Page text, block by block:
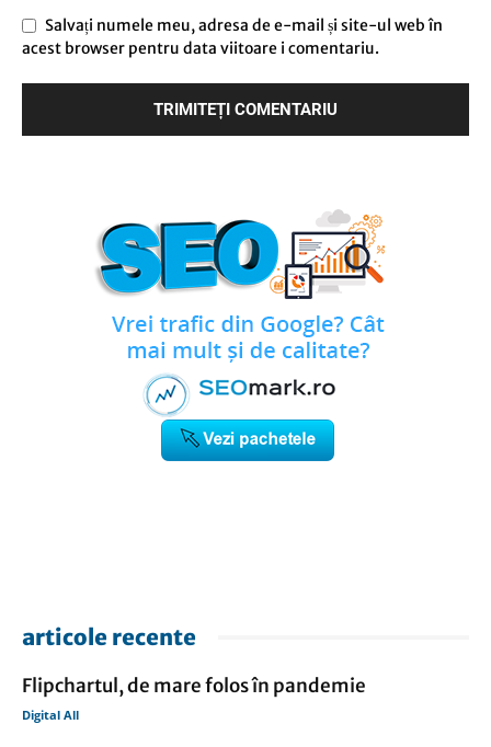
Salvați numele meu, adresa de e-mail și site-ul web în
acest browser pentru data viitoare i comentariu.
articole recente
Flipchartul, de mare folos în pandemie
Digital All